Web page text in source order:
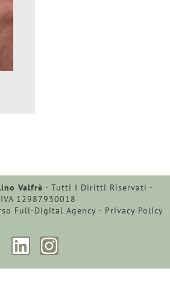
Valfrè - Tutti I Diritti Riservati -
12987930018
Full-Digital Agency - Privacy Policy